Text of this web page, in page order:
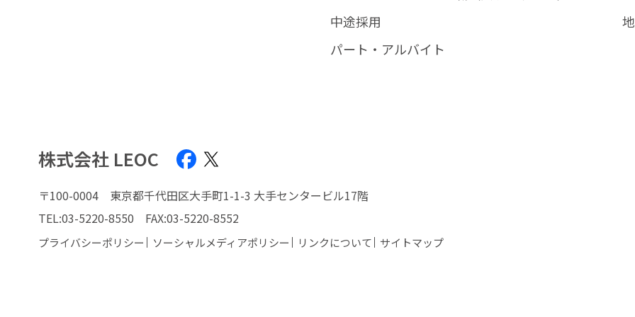
中途採用
パート・アルバイト
株式会社 LEOC
〒100-0004 東京都千代田区大手町1-1-3 大手センタービル17階
TEL:03-5220-8550 FAX:03-5220-8552
プライバシーポリシー ソーシャルメディアポリシー リンクについて サイトマップ